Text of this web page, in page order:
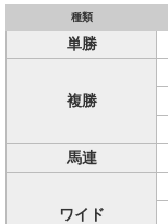
種類
単勝
複勝
馬連
ワイド